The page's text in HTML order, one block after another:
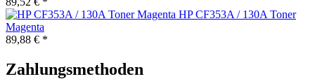
HP CF353A / 130A Toner
Magenta
89,88 € *
Zahlungsmethoden